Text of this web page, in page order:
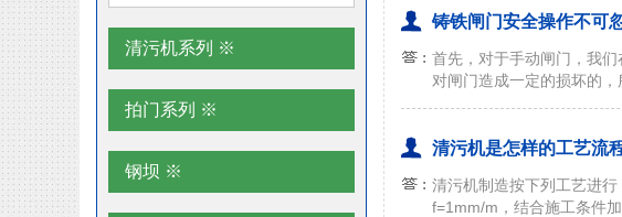
清污机系列 ※
拍门系列 ※
钢坝 ※
铸铁闸门安全操作不可
首先，对于手动闸门，我
对闸门造成一定的损坏的
清污机是怎样的工艺流
清污机制造按下列工艺进
f=1mm/m，结合施工条件